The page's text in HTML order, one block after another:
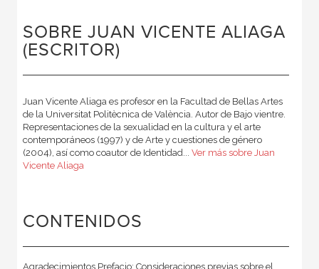
SOBRE JUAN VICENTE ALIAGA
(ESCRITOR)
Juan Vicente Aliaga es profesor en la Facultad de Bellas Artes
de la Universitat Politècnica de València. Autor de Bajo vien­tre.
Representaciones de la sexualidad en la cultura y el arte
contemporáneos (1997) y de Arte y cuestiones de género
(2004), así como coautor de Identidad... Ver más sobre Juan
Vicente Aliaga
CONTENIDOS
Agradecimientos Prefacio: Consideraciones previas sobre el